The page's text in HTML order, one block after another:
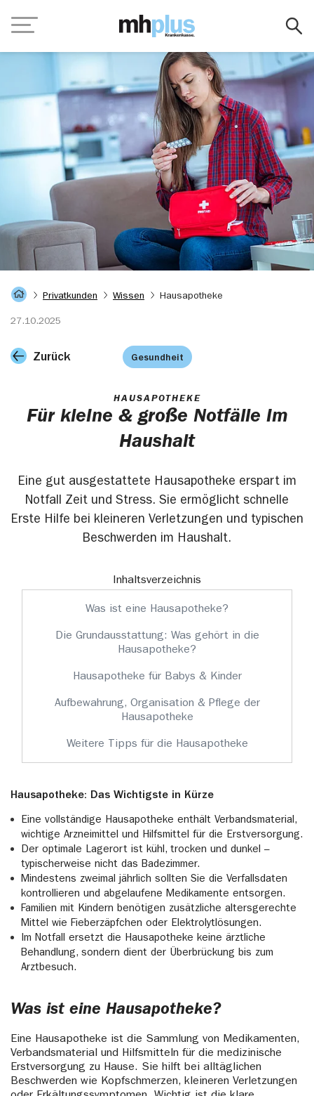
Navigation
Startseite
Privatkunden
Wissen Hausapotheke
27.10.2025
Zurück Gesundheit
HAUSAPOTHEKE
Für kleine & große Notfälle im
Haushalt
Eine gut ausgestattete Hausapotheke erspart im
Notfall Zeit und Stress. Sie ermöglicht schnelle
Erste Hilfe bei kleineren Verletzungen und typischen
Beschwerden im Haushalt.
Inhaltsverzeichnis
Was ist eine Hausapotheke?
Die Grundausstattung: Was gehört in die
Hausapotheke?
Hausapotheke für Babys & Kinder
Aufbewahrung, Organisation & Pflege der
Hausapotheke
Weitere Tipps für die Hausapotheke
Hausapotheke: Das Wichtigste in Kürze
Eine vollständige Hausapotheke enthält Verbandsmaterial,
wichtige Arzneimittel und Hilfsmittel für die Erstversorgung.
Der optimale Lagerort ist kühl, trocken und dunkel –
typischerweise nicht das Badezimmer.
Mindestens zweimal jährlich sollten Sie die Verfallsdaten
kontrollieren und abgelaufene Medikamente entsorgen.
Familien mit Kindern benötigen zusätzliche altersgerechte
Mittel wie Fieberzäpfchen oder Elektrolytlösungen.
Im Notfall ersetzt die Hausapotheke keine ärztliche
Behandlung, sondern dient der Überbrückung bis zum
Arztbesuch.
Was ist eine Hausapotheke?
Eine Hausapotheke ist die Sammlung von Medikamenten,
Verbandsmaterial und Hilfsmitteln für die medizinische
Erstversorgung zu Hause. Sie hilft bei alltäglichen
Beschwerden wie Kopfschmerzen, kleineren Verletzungen